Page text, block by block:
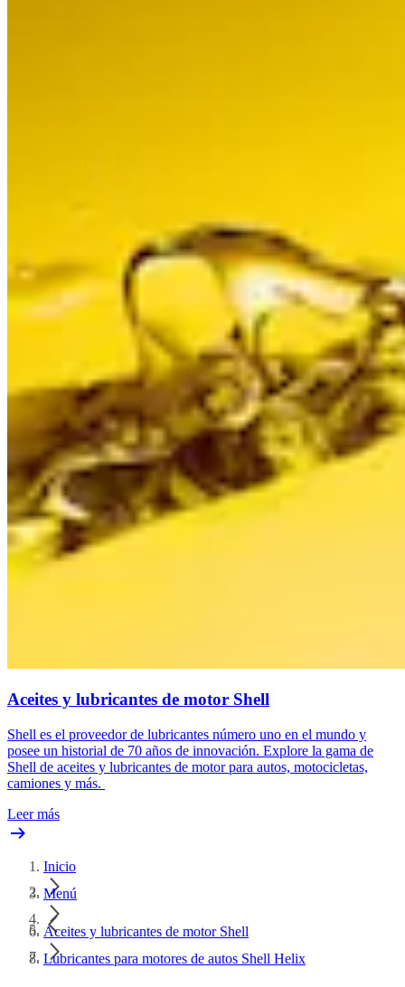
Aceites y lubricantes de motor Shell
Shell es el proveedor de lubricantes número uno en el mundo y
posee un historial de 70 años de innovación. Explore la gama de
Shell de aceites y lubricantes de motor para autos, motocicletas,
camiones y más.
Leer más
Inicio
Menú
Aceites y lubricantes de motor Shell
Lubricantes para motores de autos Shell Helix